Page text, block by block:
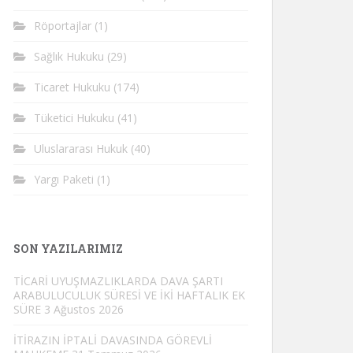
Röportajlar (1)
Sağlık Hukuku (29)
Ticaret Hukuku (174)
Tüketici Hukuku (41)
Uluslararası Hukuk (40)
Yargı Paketi (1)
SON YAZILARIMIZ
TİCARİ UYUŞMAZLIKLARDA DAVA ŞARTI
ARABULUCULUK SÜRESİ VE İKİ HAFTALIK EK
SÜRE 3 Ağustos 2026
İTİRAZIN İPTALİ DAVASINDA GÖREVLİ